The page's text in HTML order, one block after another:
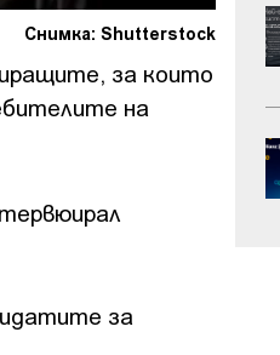
Снимка: Shutterstock
за които
на
за